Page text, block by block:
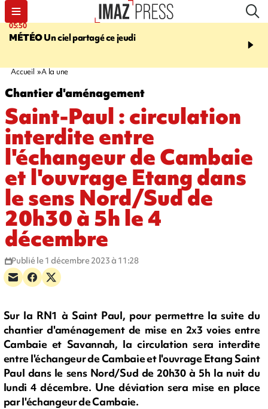
05:50
MÉTÉOUn ciel partagé ce jeudi
08:13
La
Accueil A la une
Chantier d'aménagement
Saint-Paul : circulation
interdite entre
l'échangeur de Cambaie
et l'ouvrage Etang dans
le sens Nord/Sud de
20h30 à 5h le 4
décembre
Publié le 1 décembre 2023 à 11:28
Sur la RN1 à Saint Paul, pour permettre la suite du
chantier d'aménagement de mise en 2x3 voies entre
Cambaie et Savannah, la circulation sera interdite
entre l'échangeur de Cambaie et l'ouvrage Etang Saint
Paul dans le sens Nord/Sud de 20h30 à 5h la nuit du
lundi 4 décembre. Une déviation sera mise en place
par l'échangeur de Cambaie.